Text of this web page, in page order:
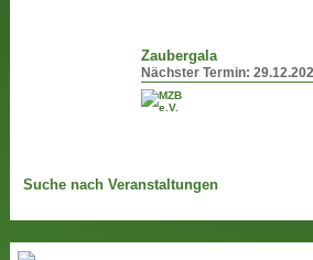
Zaubergala
Nächster Termin:
Suche nach Veranstaltungen